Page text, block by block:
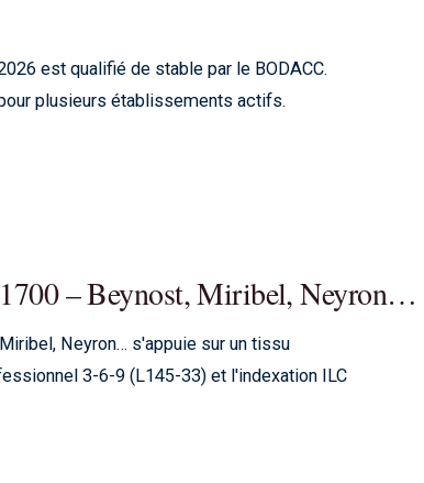
est qualifié de stable par le BODACC.
plusieurs établissements actifs.
– Beynost, Miribel, Neyron…
Neyron… s'appuie sur un tissu
3-6-9 (L145-33) et l'indexation ILC